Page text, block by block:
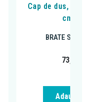
Cap de dus,
cm,
BRATE SI
73,79
Adauga